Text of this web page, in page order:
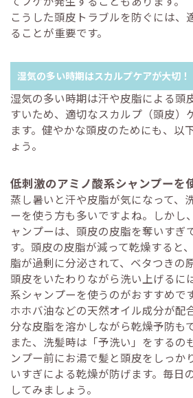
こうした頭皮トラブルを防ぐには、
ることが重要です。
湿気の多い時期はスカルプケアが大切！
湿気の多い時期は汗や皮脂による頭
すいため、適切なスカルプ（頭皮）
ます。健やかな頭皮のためにも、以
ょう。
低刺激のアミノ酸系シャンプーを
蒸し暑いと汗や皮脂が気になって、
ーを使う方も多いですよね。しかし
ャンプーは、頭皮の皮脂を奪いすぎ
す。頭皮の皮脂が減って乾燥すると
脂が過剰に分泌されて、ベタつきの
頭皮をいたわりながら洗い上げるに
系シャンプーを使うのがおすすめで
ホホバ油などの天然オイル成分が配
分な皮脂を溶かしながら乾燥予防も
また、洗髪時は「予洗い」をするの
ンプー前にお湯で髪と頭皮をしっか
いすぎによる乾燥が防げます。毎日
してみましょう。